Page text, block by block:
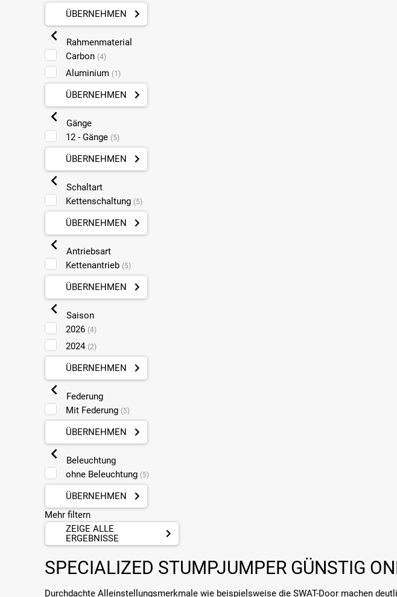
ÜBERNEHMEN
Rahmenmaterial
Carbon (4)
Aluminium (1)
ÜBERNEHMEN
Gänge
12 - Gänge (5)
ÜBERNEHMEN
Schaltart
Kettenschaltung (5)
ÜBERNEHMEN
Antriebsart
Kettenantrieb (5)
ÜBERNEHMEN
Saison
2026 (4)
2024 (2)
ÜBERNEHMEN
Federung
Mit Federung (5)
ÜBERNEHMEN
Beleuchtung
ohne Beleuchtung (5)
ÜBERNEHMEN
Mehr filtern
ZEIGE ALLE
ERGEBNISSE
SPECIALIZED STUMPJUMPER GÜNSTIG
Durchdachte Alleinstellungsmerkmale wie beispielsweise die SWAT-Door machen